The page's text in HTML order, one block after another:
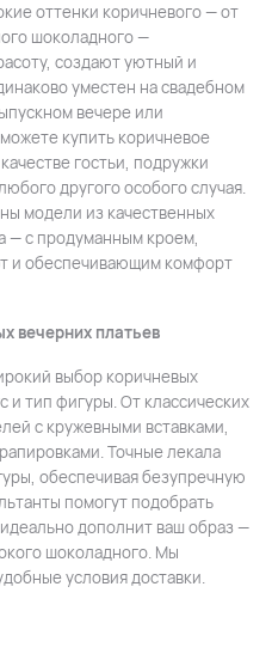
оттенки коричневого — от
шоколадного —
создают уютный и
уместен на свадебном
вечере или
купить коричневое
гостьи, подружки
другого особого случая.
модели из качественных
— с продуманным кроем,
и обеспечивающим комфорт
вечерних платьев
выбор коричневых
и тип фигуры. От классических
с кружевными вставками,
Точные лекала
обеспечивая безупречную
помогут подобрать
дополнит ваш образ —
шоколадного. Мы
условия доставки.